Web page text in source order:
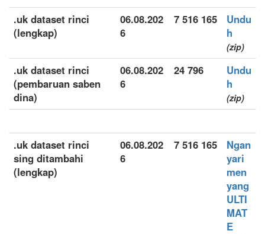
.uk dataset rinci
(lengkap)
06.08.202
6
7 516 165
Undu
h
(zip)
.uk dataset rinci
(pembaruan saben
dina)
06.08.202
6
24 796
Undu
h
(zip)
.uk dataset rinci
sing ditambahi
(lengkap)
06.08.202
6
7 516 165
Ngan
yari
men
yang
ULTI
MAT
E